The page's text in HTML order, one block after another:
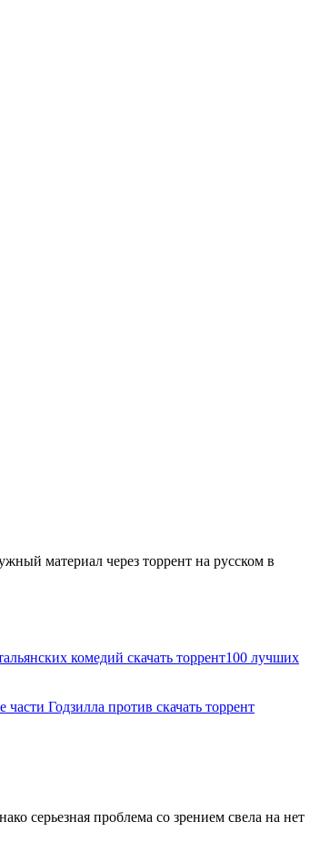
материал через торрент на русском в
комедий скачать торрент100 лучших
части Годзилла против скачать торрент
серьезная проблема со зрением свела на нет